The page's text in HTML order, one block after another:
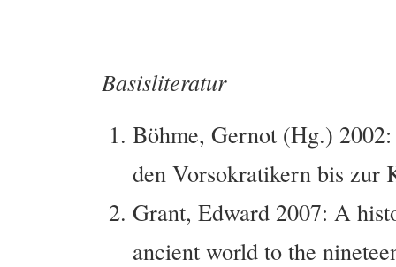
Basisliteratur
Böhme, Gernot (Hg.)
den Vorsokratikern bis zur
Grant, Edward 2007: A
ancient world to the